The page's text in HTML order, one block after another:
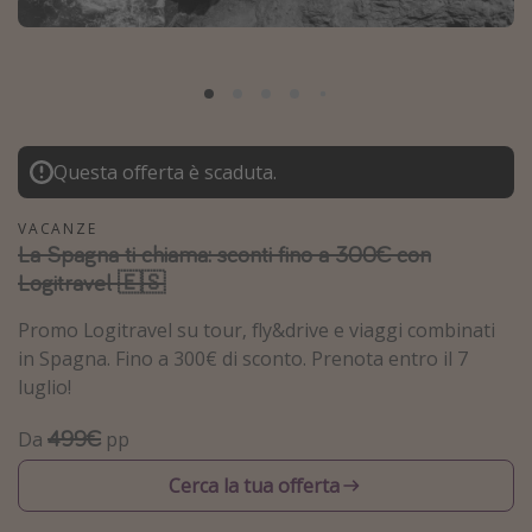
Grecia
Tunisia
Malta
Canarie
Capo Verde
Tipo di vacanza
Vacanze last minute
Vacanze estate 2026
Vacanze di Pasqua 2026
Questa offerta è scaduta.
VACANZE
La Spagna ti chiama: sconti fino a 300€ con
Logitravel 🇪🇸
Promo Logitravel su tour, fly&drive e viaggi combinati
in Spagna. Fino a 300€ di sconto. Prenota entro il 7
luglio!
Da 499€ pp
Cerca la tua offerta